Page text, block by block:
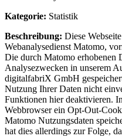
Kategorie: Statistik
Beschreibung: Diese
Webanalysedienst Matomo,
Die durch Matomo erhobenen
Analysezwecken in unserem
digitalfabriX GmbH
Nutzung Ihrer Daten nicht
Funktionen hier deaktivieren.
Webbrowser ein Opt-Out-
Matomo Nutzungsdaten
hat dies allerdings zur Folge,